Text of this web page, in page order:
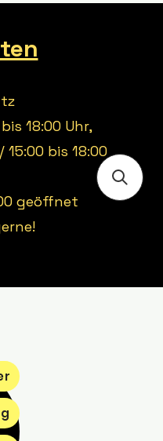
18:00 Uhr,
15:00 bis 18:00
geöffnet